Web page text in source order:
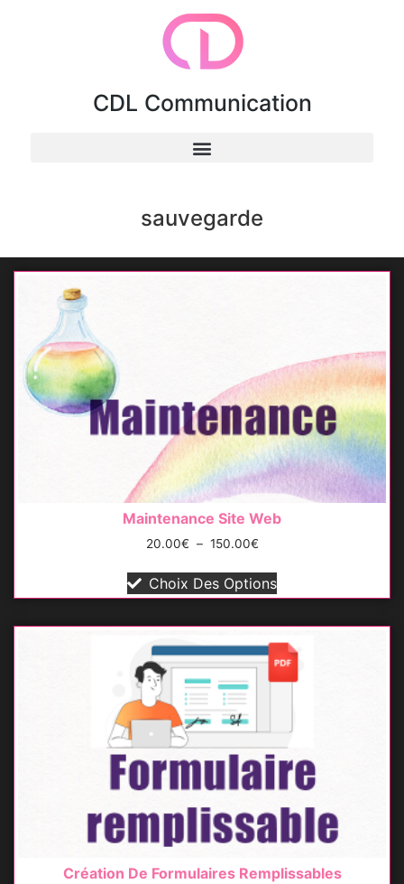
CDL Communication
sauvegarde
Maintenance Site Web
20.00€ – 150.00€
Choix Des Options
Création De Formulaires Remplissables